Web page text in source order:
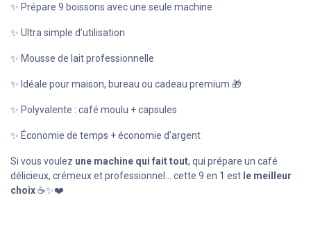
✨ Prépare 9 boissons avec une seule machine
✨ Ultra simple d’utilisation
✨ Mousse de lait professionnelle
✨ Idéale pour maison, bureau ou cadeau premium 🎁
✨ Polyvalente : café moulu + capsules
✨ Économie de temps + économie d’argent
Si vous voulez une machine qui fait tout, qui prépare un café
délicieux, crémeux et professionnel… cette 9 en 1 est le meilleur
choix☕✨❤️